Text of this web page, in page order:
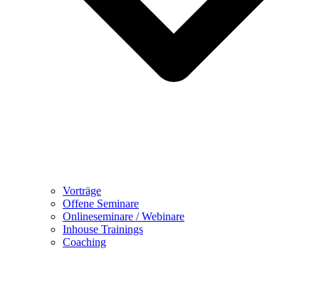
Vorträge
Offene Seminare
Onlineseminare / Webinare
Inhouse Trainings
Coaching